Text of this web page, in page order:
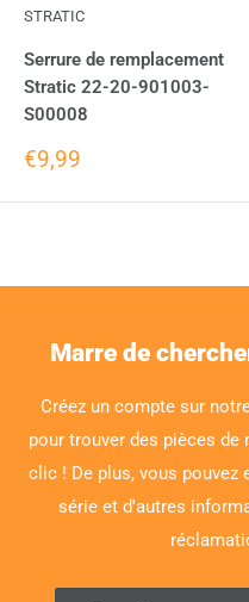
STRATIC
Serrure de remplacement
Stratic 22-20-901003-
S00008
€9,99
Marre de
Créez un compte sur
pour trouver des pièces de
clic ! De plus, vous pouvez
série et d'autres